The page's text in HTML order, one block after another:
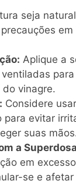
seja
em
Aplique a
do vinagre.
Considere
para evitar
suas
a
em
se e